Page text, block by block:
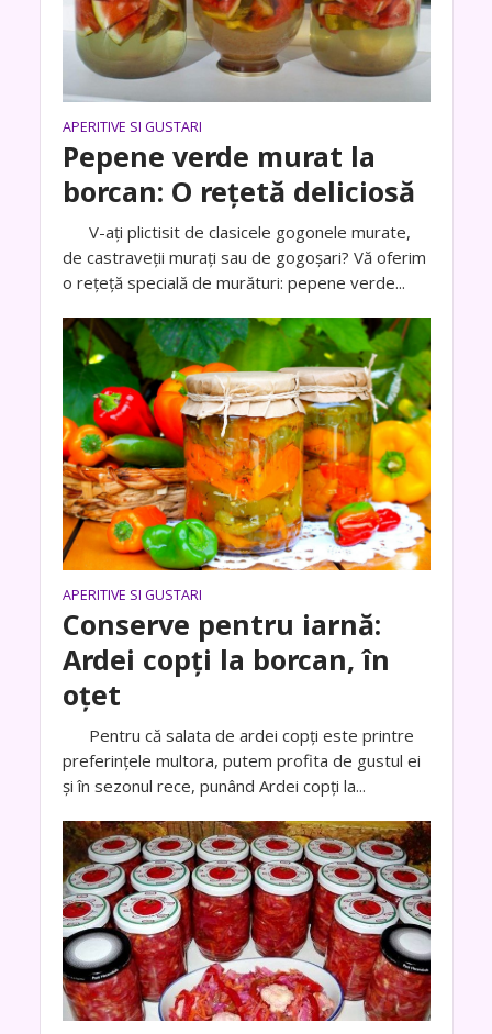
APERITIVE SI GUSTARI
Pepene verde murat la
borcan: O reţetă deliciosă
V-aţi plictisit de clasicele gogonele murate,
de castraveţii muraţi sau de gogoşari? Vă oferim
o reţeţă specială de murături: pepene verde...
APERITIVE SI GUSTARI
Conserve pentru iarnă:
Ardei copți la borcan, în
oțet
Pentru că salata de ardei copți este printre
preferințele multora, putem profita de gustul ei
și în sezonul rece, punând Ardei copți la...